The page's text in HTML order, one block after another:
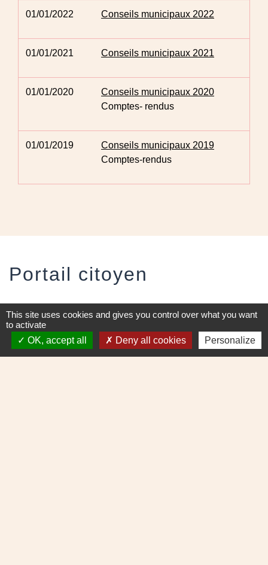
01/01/2022 Conseils municipaux 2022
01/01/2021 Conseils municipaux 2021
01/01/2020
Conseils municipaux 2020
Comptes- rendus
01/01/2019
Conseils municipaux 2019
Comptes-rendus
Portail citoyen
8 rue Degommier
91590 Cerny - FRANCE
+33 1 69 23 11 11
This site uses cookies and gives you control over what you want
to activate
OK, accept all
Deny all cookies Personalize